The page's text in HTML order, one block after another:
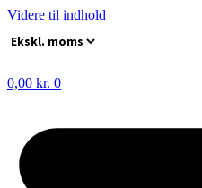
Videre til indhold
0,00 kr. 0